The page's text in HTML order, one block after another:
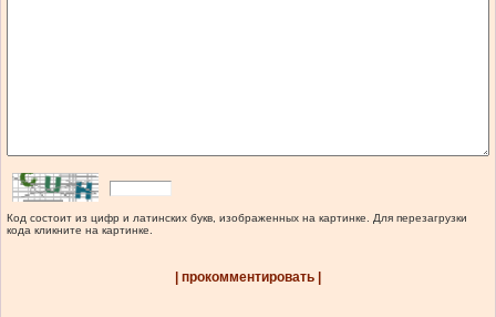
Код состоит из цифр и латинских букв, изображенных на картинке. Для перезагрузки
кода кликните на картинке.
| прокомментировать |